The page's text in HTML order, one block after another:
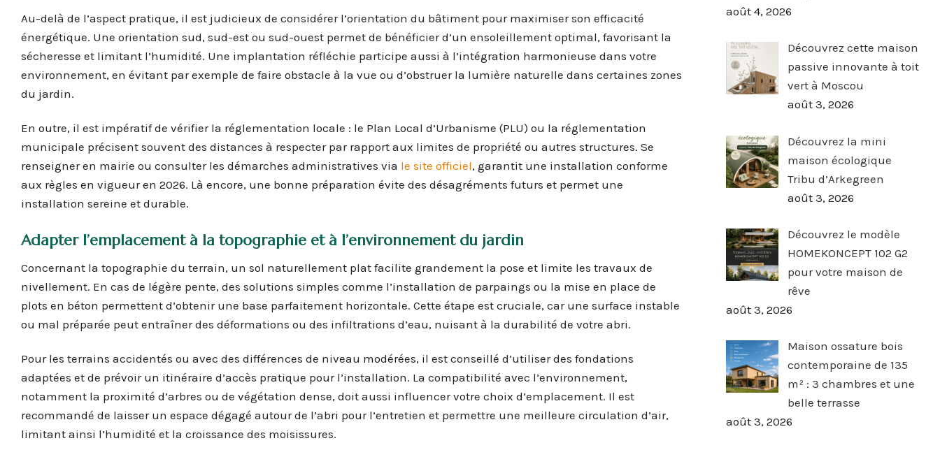
Au-delà de l’aspect pratique, il est judicieux de considérer l’orientation du bâtiment pour maximiser son efficacité
énergétique. Une orientation sud, sud-est ou sud-ouest permet de bénéficier d’un ensoleillement optimal, favorisant la
sécheresse et limitant l’humidité. Une implantation réfléchie participe aussi à l’intégration harmonieuse dans votre
environnement, en évitant par exemple de faire obstacle à la vue ou d’obstruer la lumière naturelle dans certaines zones
du jardin.
En outre, il est impératif de vérifier la réglementation locale : le Plan Local d’Urbanisme (PLU) ou la réglementation
municipale précisent souvent des distances à respecter par rapport aux limites de propriété ou autres structures. Se
renseigner en mairie ou consulter les démarches administratives via le site officiel, garantit une installation conforme
aux règles en vigueur en 2026. Là encore, une bonne préparation évite des désagréments futurs et permet une
installation sereine et durable.
Adapter l’emplacement à la topographie et à l’environnement du jardin
Concernant la topographie du terrain, un sol naturellement plat facilite grandement la pose et limite les travaux de
nivellement. En cas de légère pente, des solutions simples comme l’installation de parpaings ou la mise en place de
plots en béton permettent d’obtenir une base parfaitement horizontale. Cette étape est cruciale, car une surface instable
ou mal préparée peut entraîner des déformations ou des infiltrations d’eau, nuisant à la durabilité de votre abri.
Pour les terrains accidentés ou avec des différences de niveau modérées, il est conseillé d’utiliser des fondations
adaptées et de prévoir un itinéraire d’accès pratique pour l’installation. La compatibilité avec l’environnement,
notamment la proximité d’arbres ou de végétation dense, doit aussi influencer votre choix d’emplacement. Il est
recommandé de laisser un espace dégagé autour de l’abri pour l’entretien et permettre une meilleure circulation d’air,
limitant ainsi l’humidité et la croissance des moisissures.
août 4, 2026
Découvrez cette maison
passive innovante à toit
vert à Moscou
août 3, 2026
Découvrez la mini
maison écologique
Tribu d’Arkegreen
août 3, 2026
Découvrez le modèle
HOMEKONCEPT 102 G2
pour votre maison de
rêve
août 3, 2026
Maison ossature bois
contemporaine de 135
m² : 3 chambres et une
belle terrasse
août 3, 2026